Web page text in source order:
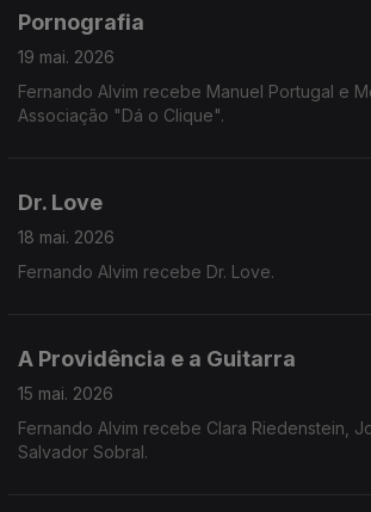
Pornografia
19 mai. 2026
Fernando Alvim recebe Manuel Portugal e
Associação "Dá o Clique".
Dr. Love
18 mai. 2026
Fernando Alvim recebe Dr. Love.
A Providência e a Guitarra
15 mai. 2026
Fernando Alvim recebe Clara Riedenstein,
Salvador Sobral.